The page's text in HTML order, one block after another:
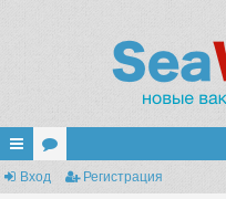
с ор
Вход Регистрация